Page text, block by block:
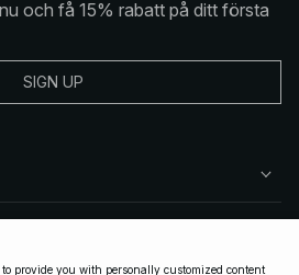
och få 15% rabatt på ditt första
SIGN UP